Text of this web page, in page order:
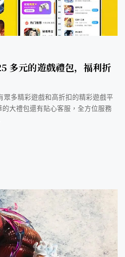
多元的遊戲禮包，福利折
眾多精彩遊戲和高折扣的精彩遊戲平
大禮包還有貼心客服，全方位服務